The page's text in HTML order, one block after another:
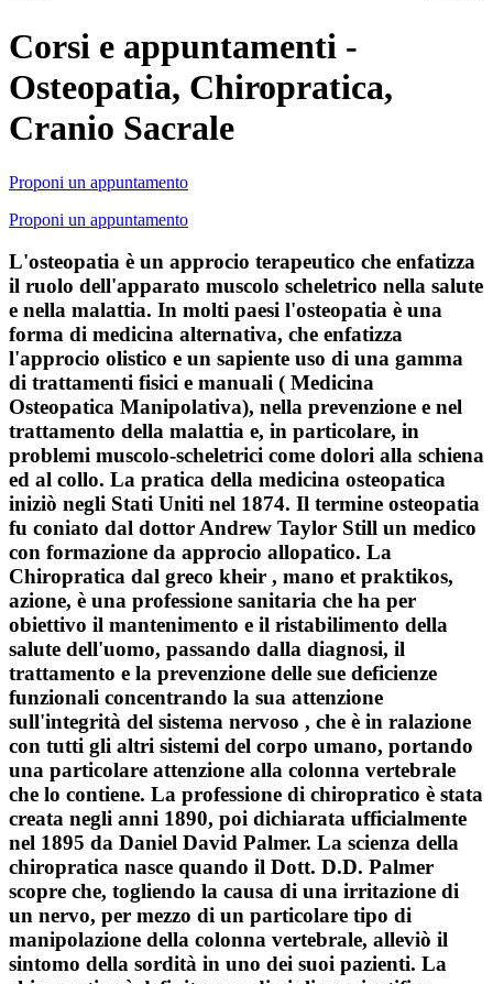
Corsi e appuntamenti -
Osteopatia, Chiropratica,
Cranio Sacrale
Proponi un appuntamento
Proponi un appuntamento
L'osteopatia è un approcio terapeutico che enfatizza
il ruolo dell'apparato muscolo scheletrico nella salute
e nella malattia. In molti paesi l'osteopatia è una
forma di medicina alternativa, che enfatizza
l'approcio olistico e un sapiente uso di una gamma
di trattamenti fisici e manuali ( Medicina
Osteopatica Manipolativa), nella prevenzione e nel
trattamento della malattia e, in particolare, in
problemi muscolo-scheletrici come dolori alla schiena
ed al collo. La pratica della medicina osteopatica
iniziò negli Stati Uniti nel 1874. Il termine osteopatia
fu coniato dal dottor Andrew Taylor Still un medico
con formazione da approcio allopatico. La
Chiropratica dal greco kheir , mano et praktikos,
azione, è una professione sanitaria che ha per
obiettivo il mantenimento e il ristabilimento della
salute dell'uomo, passando dalla diagnosi, il
trattamento e la prevenzione delle sue deficienze
funzionali concentrando la sua attenzione
sull'integrità del sistema nervoso , che è in ralazione
con tutti gli altri sistemi del corpo umano, portando
una particolare attenzione alla colonna vertebrale
che lo contiene. La professione di chiropratico è stata
creata negli anni 1890, poi dichiarata ufficialmente
nel 1895 da Daniel David Palmer. La scienza della
chiropratica nasce quando il Dott. D.D. Palmer
scopre che, togliendo la causa di una irritazione di
un nervo, per mezzo di un particolare tipo di
manipolazione della colonna vertebrale, alleviò il
sintomo della sordità in uno dei suoi pazienti. La